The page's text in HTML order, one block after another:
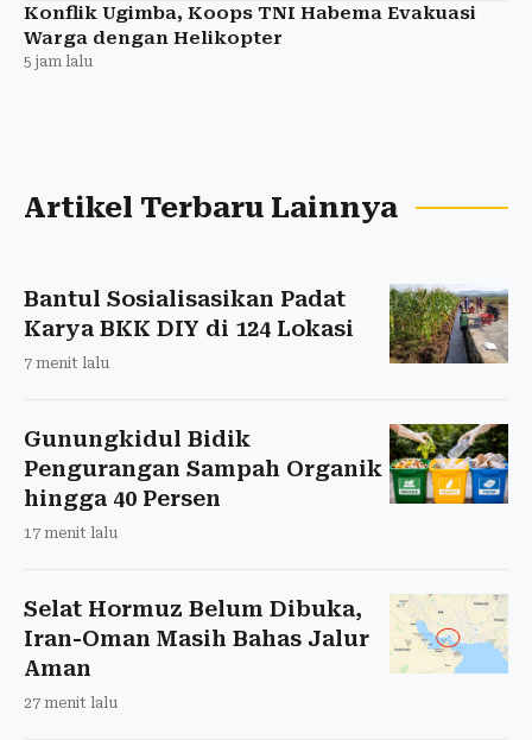
Konflik Ugimba, Koops TNI Habema Evakuasi
Warga dengan Helikopter
5 jam lalu
Artikel Terbaru Lainnya
Bantul Sosialisasikan Padat
Karya BKK DIY di 124 Lokasi
7 menit lalu
Gunungkidul Bidik
Pengurangan Sampah Organik
hingga 40 Persen
17 menit lalu
Selat Hormuz Belum Dibuka,
Iran-Oman Masih Bahas Jalur
Aman
27 menit lalu